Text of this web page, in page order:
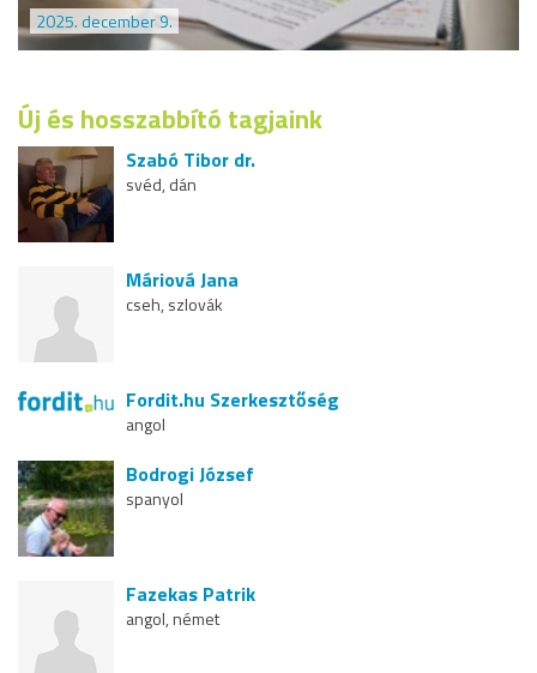
2025. december 9.
Új és hosszabbító tagjaink
Szabó Tibor dr.
svéd, dán
Máriová Jana
cseh, szlovák
Fordit.hu Szerkesztőség
angol
Bodrogi József
spanyol
Fazekas Patrik
angol, német